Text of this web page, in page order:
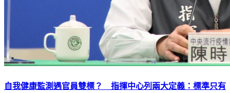
自我健康監測遇官員雙標？ 指揮中心列兩大定義：標準只有